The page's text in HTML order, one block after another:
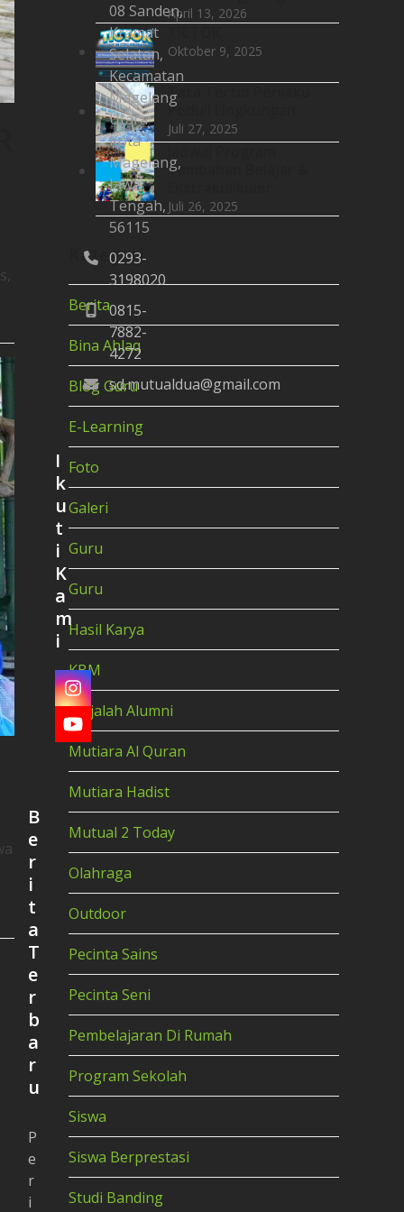
April 13, 2026
Oktober 9, 2025
Tata Tertib Perilaku
Peduli Lingkungan
Juli 27, 2025
Tambahan Belajar &
Juli 26, 2025
Kategori
Berita
Bina Ahlaq
Blog Guru
E-Learning
Foto
Galeri
Guru
Guru
Hasil Karya
KBM
Majalah Alumni
Mutiara Al Quran
Mutiara Hadist
Mutual 2 Today
Olahraga
Outdoor
Pecinta Sains
Pecinta Seni
Pembelajaran Di Rumah
Program Sekolah
Siswa
Siswa Berprestasi
Studi Banding
08 Sanden,
Kramat
Selatan,
Kecamatan
Magelang
Utara
Kota
Magelang,
Jawa
Tengah,
56115
0293-
3198020
0815-
7882-
4272
sd.mutualdua@gmail.com
I
k
u
t
i
K
a
m
i
Instagram
YouTube
B
e
r
i
t
a
T
e
r
b
a
r
u
P
e
r
i